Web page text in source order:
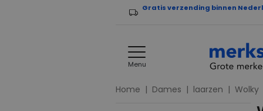
Gratis verzending binnen
Menu
Home Dames laarzen Wolky